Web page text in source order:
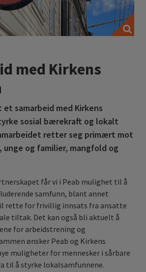
med Kirkens
samarbeid med Kirkens
sosial bærekraft og lokalt
retter seg primært mot
unge og familier, mangfold og
får vi i Peab mulighet til å
samfunn, blant annet
rette for frivillig innsats fra ansatte
tiltak. Det kan også bli aktuelt å
for arbeidstrening og
ønsker Peab og Kirkens
muligheter for mennesker i sårbare
til å styrke lokalsamfunnene.